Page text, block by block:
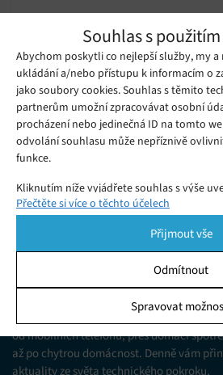
Souhlas s
Abychom poskytli co nejlepší služby, my
ukládání a/nebo přístupu k informacím o
jako soubory cookies. Souhlas s těmito
partnerům umožní zpracovávat osobní
procházení nebo jedinečná ID na tomto
odvolání souhlasu může nepříznivě
funkce.
Kliknutím níže vyjádřete souhlas s výše
podrobnější rozhodnutí. Vaše volby
pomocí přepínačů v Zásadách cookies
Spravovat souhlas ve spodní části
Ukládání a/nebo přístup k informacím v
publiku prostřednictvím statistik nebo
různých zdrojů.
Přečtěte si více o těchto účelech
Přijmout vše
Odmítnout
Spravovat
získá řadu vylepšení
Úterý 15. 08. 2023 Samuel
Ačkoli obliba skládacích telefonů není
původně představovali, přeci jen si své
Jsme web zajímající se o technologické
od mobilních telefonů, přes domácí
až po chytrou domácnost. Denně vám
aktuality ze světa technického pokroku,